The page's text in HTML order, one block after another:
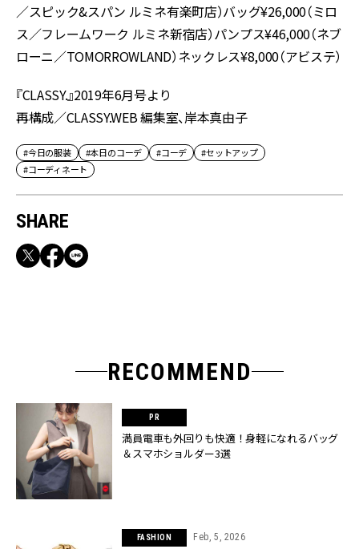
／スピック&スパン ルミネ有楽町店）バッグ¥26,000（ミロ
ス／フレームワーク ルミネ新宿店）パンプス¥46,000（ネブ
ローニ／TOMORROWLAND）ネックレス¥8,000（アビステ）
『CLASSY.』2019年6月号より
再構成／CLASSY.WEB 編集室、岸本真由子
#今日の服装 #本日のコーデ #コーデ
#セットアップ
#コーディネート
SHARE
RECOMMEND
満員電車も外回りも快適！身軽になれるバッグ
＆スマホショルダー3選
FASHION Feb, 5, 2026